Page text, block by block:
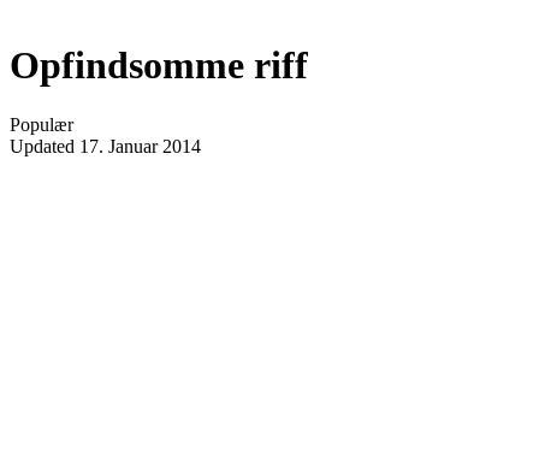
Opfindsomme riff
Populær
Updated 17. Januar 2014